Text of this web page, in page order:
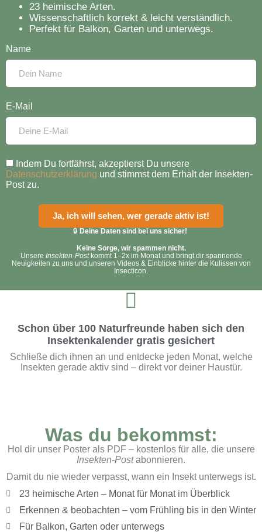
23 heimische Arten.
Wissenschaftlich korrekt & leicht verständlich.
Perfekt für Balkon, Garten und unterwegs.
Name
E-Mail
Indem Du fortfährst, akzeptierst Du unsere
Datenschutzerklärung und stimmst dem Erhalt der Insekten-
Post zu.
Ja, ich will sehen, wer gerade aktiv ist!
🔒 Deine Daten sind bei uns sicher!
Keine Sorge, wir spammen nicht.
Unsere Insekten-Postkommt 1–2x im Monat und bringt dir spannende
Neuigkeiten zu uns und unseren Videos & Einblicke hinter die Kulissen von
Insecticon.
Schon über 100 Naturfreunde haben sich den
Insektenkalender gratis gesichert
Schließe dich ihnen an und entdecke jeden Monat, welche
Insekten gerade aktiv sind – direkt vor deiner Haustür.
Was du bekommst:
Hol dir unser Poster als PDF – kostenlos für alle, die unsere
Insekten-Postabonnieren.
Damit du nie wieder verpasst, wann ein Insekt unterwegs ist.
23 heimische Arten – Monat für Monat im Überblick
Erkennen & beobachten – vom Frühling bis in den Winter
Für Balkon, Garten oder unterwegs